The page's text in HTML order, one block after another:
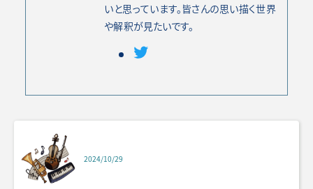
いと思っています。皆さんの思い描く世界
や解釈が見たいです。
2024/10/29